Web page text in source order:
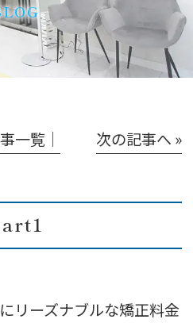
一覧│ 次の記事へ »
リーズナブルな矯正料金